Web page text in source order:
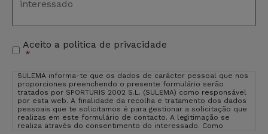
Aceitação
de
Aceito a politica de privacidade
*
SULEMA informa-te que os dados de carácter pessoal que nos
proporciones preenchendo o presente formulário serão
tratados por SPORTURIS 2002 S.L. (SULEMA) como responsável
por esta web. A finalidade da recolha e tratamento dos dados
pessoais que te solicitamos é para gestionar a solicitação que
realizas em este formulário de contacto. A legitimação se
realiza através do consentimento do interessado. Como